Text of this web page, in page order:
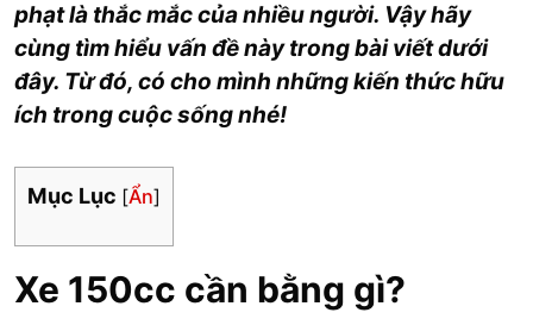
phạt là thắc mắc của nhiều người. Vậy hãy
cùng tìm hiểu vấn đề này trong bài viết dưới
đây. Từ đó, có cho mình những kiến thức hữu
ích trong cuộc sống nhé!
Mục Lục [Ẩn]
Xe 150cc cần bằng gì?